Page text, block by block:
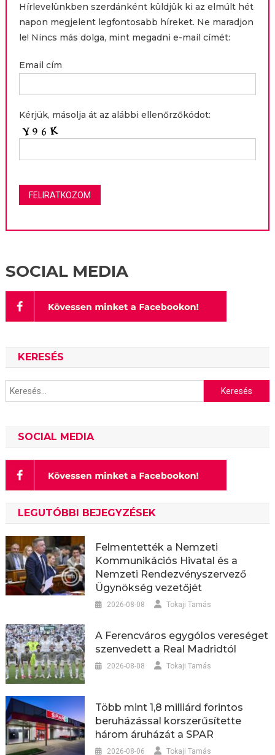
Hírlevelünkben szerdánként küldjük ki az elmúlt hét
napon megjelent legfontosabb híreket. Ne maradjon
le! Nincs más dolga, mint megadni e-mail címét:
Email cím
Kérjük, másolja át az alábbi ellenőrzőkódot:
SOCIAL MEDIA
KERESÉS
Keresés:
SOCIAL MEDIA
LEGUTÓBBI BEJEGYZÉSEK
Felmentették a Nemzeti
Kommunikációs Hivatal és a
Nemzeti Rendezvényszervező
Ügynökség vezetőjét
2026-08-08 Tokaji Tamás
A Ferencváros egygólos vereséget
szenvedett a Real Madridtól
2026-08-08 Tokaji Tamás
Több mint 1,8 milliárd forintos
beruházással korszerűsítette
három áruházát a SPAR
2026-08-06 Tokaji Tamás